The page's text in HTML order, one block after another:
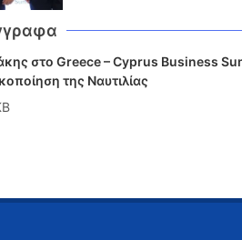
στο Greece – Cyprus Business
της Ναυτιλίας